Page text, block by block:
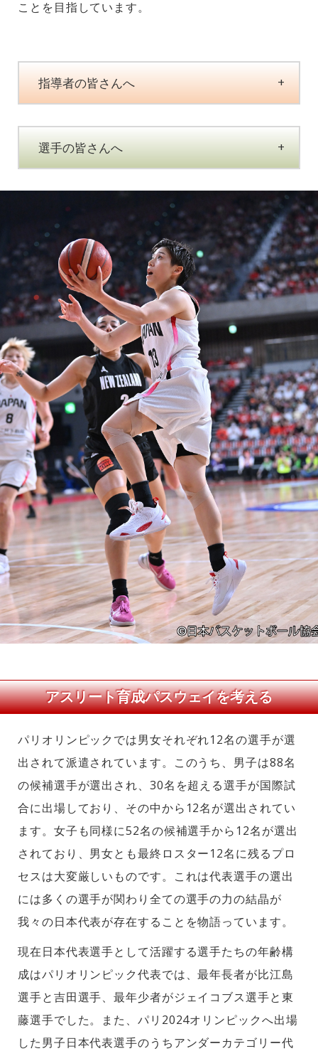
ことを目指しています。
指導者の皆さんへ
選手の皆さんへ
アスリート育成パスウェイを考える
パリオリンピックでは男女それぞれ12名の選手が選
出されて派遣されています。このうち、男子は88名
の候補選手が選出され、30名を超える選手が国際試
合に出場しており、その中から12名が選出されてい
ます。女子も同様に52名の候補選手から12名が選出
されており、男女とも最終ロスター12名に残るプロ
セスは大変厳しいものです。これは代表選手の選出
には多くの選手が関わり全ての選手の力の結晶が
我々の日本代表が存在することを物語っています。
現在日本代表選手として活躍する選手たちの年齢構
成はパリオリンピック代表では、最年長者が比江島
選手と吉田選手、最年少者がジェイコブス選手と東
藤選手でした。また、パリ2024オリンピックへ出場
した男子日本代表選手のうちアンダーカテゴリー代